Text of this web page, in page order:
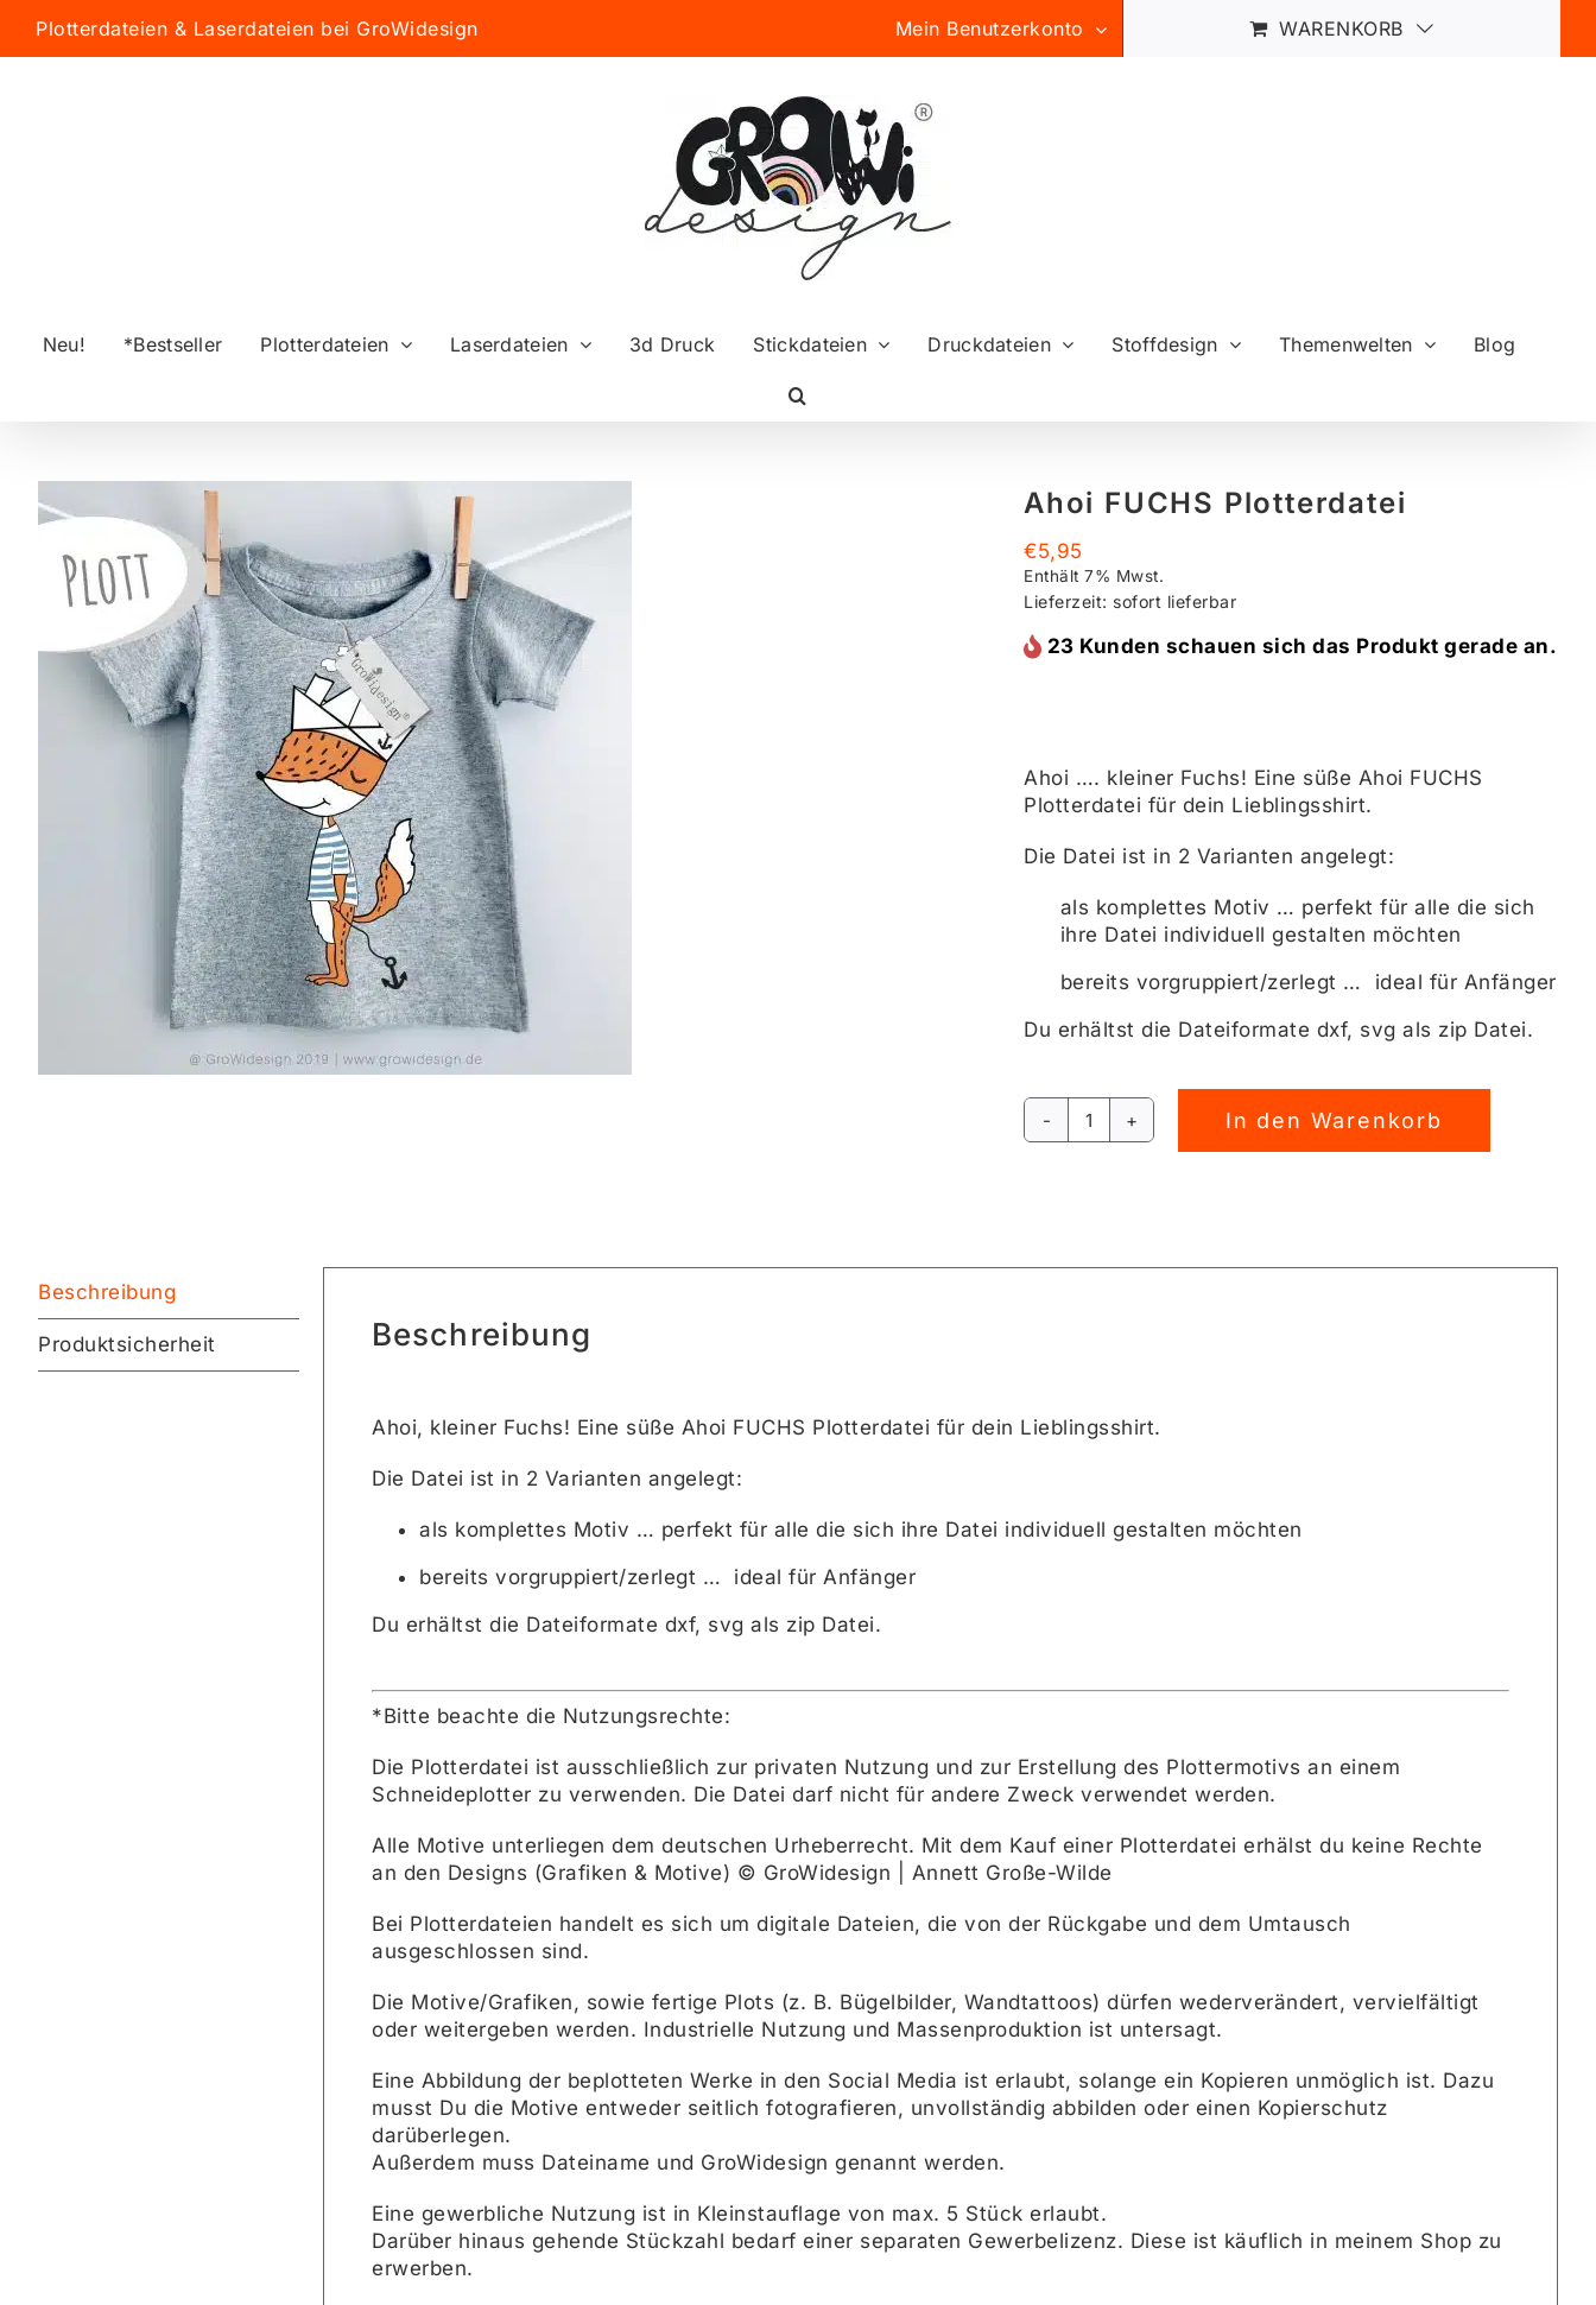
InhaltPlotterdateien & Laserdateien bei GroWidesign Mein Benutzerkonto WARENKORB
Neu! *Bestseller Plotterdateien Laserdateien 3d Druck Stickdateien Druckdateien Stoffdesign Themenwelten Blog
Ahoi FUCHS Plotterdatei
€5,95
Enthält 7% Mwst.
Lieferzeit: sofort lieferbar
23 Kunden schauen sich das Produkt gerade an.
Ahoi …. kleiner Fuchs! Eine süße Ahoi FUCHS
Plotterdatei für dein Lieblingsshirt.
Die Datei ist in 2 Varianten angelegt:
als komplettes Motiv … perfekt für alle die sich
ihre Datei individuell gestalten möchten
bereits vorgruppiert/zerlegt … ideal für Anfänger
Du erhältst die Dateiformate dxf, svg als zip Datei.
Ahoi
In den Warenkorb
Alternative:
Beschreibung
Produktsicherheit Beschreibung
Ahoi, kleiner Fuchs! Eine süße Ahoi FUCHS Plotterdatei für dein Lieblingsshirt.
Die Datei ist in 2 Varianten angelegt:
als komplettes Motiv … perfekt für alle die sich ihre Datei individuell gestalten möchten
bereits vorgruppiert/zerlegt … ideal für Anfänger
Du erhältst die Dateiformate dxf, svg als zip Datei.
*Bitte beachte die Nutzungsrechte:
Die Plotterdatei ist ausschließlich zur privaten Nutzung und zur Erstellung des Plottermotivs an einem
Schneideplotter zu verwenden. Die Datei darf nicht für andere Zweck verwendet werden.
Alle Motive unterliegen dem deutschen Urheberrecht. Mit dem Kauf einer Plotterdatei erhälst du keine Rechte
an den Designs (Grafiken & Motive) © GroWidesign | Annett Große-Wilde
Bei Plotterdateien handelt es sich um digitale Dateien, die von der Rückgabe und dem Umtausch
ausgeschlossen sind.
Die Motive/Grafiken, sowie fertige Plots (z. B. Bügelbilder, Wandtattoos) dürfen wederverändert, vervielfältigt
oder weitergeben werden. Industrielle Nutzung und Massenproduktion ist untersagt.
Eine Abbildung der beplotteten Werke in den Social Media ist erlaubt, solange ein Kopieren unmöglich ist. Dazu
musst Du die Motive entweder seitlich fotografieren, unvollständig abbilden oder einen Kopierschutz
darüberlegen.
Außerdem muss Dateiname und GroWidesign genannt werden.
Eine gewerbliche Nutzung ist in Kleinstauflage von max. 5 Stück erlaubt.
Darüber hinaus gehende Stückzahl bedarf einer separaten Gewerbelizenz. Diese ist käuflich in meinem Shop zu
erwerben.